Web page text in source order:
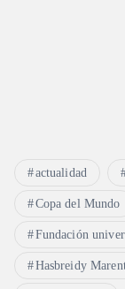
actualidad
Copa del Mundo
Fundación
Hasbreidy